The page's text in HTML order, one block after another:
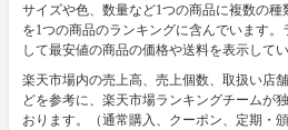
サイズや色、数量など1つの商品に複数の
を1つの商品のランキングに含んでいます。
して最安値の商品の価格や送料を表示してい
楽天市場内の売上高、売上個数、取扱い店
どを参考に、楽天市場ランキングチームが
おります。（通常購入、クーポン、定期・